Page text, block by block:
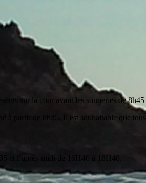
sur la cour avant les sonneries de
à partir de 8h35. Il est souhaitable que
et l’après-midi de 16H40 à 18H40.